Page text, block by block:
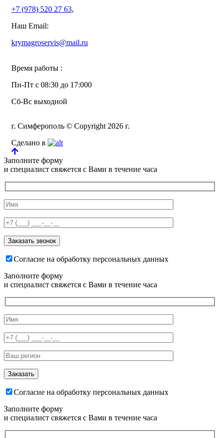
+7 (978) 520 27 63,
Наш Email:
krymagroservis@mail.ru
Время работы :
Пн-Пт с 08:30 до 17:000
Сб-Вс выходной
г. Симферополь © Copyright 2026 г.
Сделано в
Заполните форму
и специалист свяжется с Вами в течение часа
Согласие на обработку персональных данных
Заполните форму
и специалист свяжется с Вами в течение часа
Согласие на обработку персональных данных
Заполните форму
и специалист свяжется с Вами в течение часа